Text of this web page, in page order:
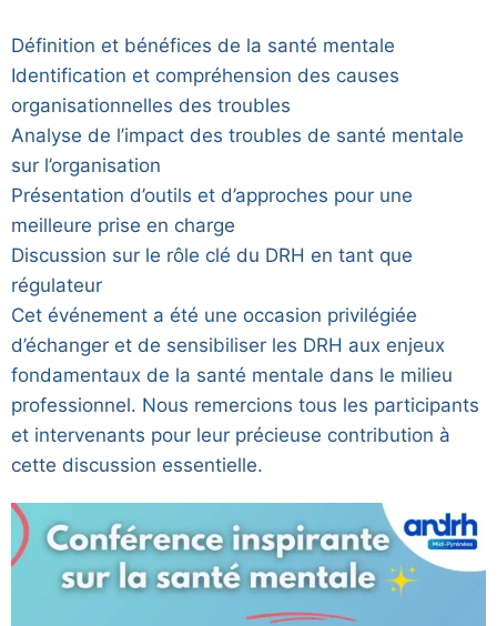
Définition et bénéfices de la santé mentale
Identification et compréhension des causes
organisationnelles des troubles
Analyse de l’impact des troubles de santé mentale
sur l’organisation
Présentation d’outils et d’approches pour une
meilleure prise en charge
Discussion sur le rôle clé du DRH en tant que
régulateur
Cet événement a été une occasion privilégiée
d’échanger et de sensibiliser les DRH aux enjeux
fondamentaux de la santé mentale dans le milieu
professionnel. Nous remercions tous les participants
et intervenants pour leur précieuse contribution à
cette discussion essentielle.